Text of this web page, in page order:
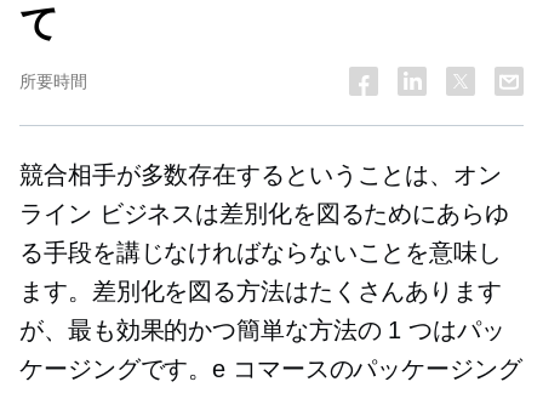
て
所要時間
競合相手が多数存在するということは、オン
ライン ビジネスは差別化を図るためにあらゆ
る手段を講じなければならないことを意味し
ます。差別化を図る方法はたくさんあります
が、最も効果的かつ簡単な方法の 1 つはパッ
ケージングです。e コマースのパッケージング